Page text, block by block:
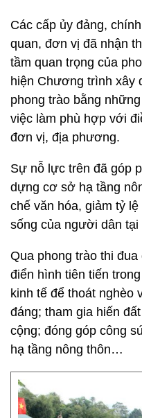
Các cấp ủy đảng,
quan, đơn vị đã nhận
tầm quan trọng của
hiện Chương trình xây
phong trào bằng
việc làm phù hợp với
đơn vị, địa phương.
Sự nỗ lực trên đã góp
dựng cơ sở hạ tầng
chế văn hóa, giảm tỷ
sống của người dân
Qua phong trào thi
điển hình tiên tiến
kinh tế để thoát nghèo
đáng; tham gia hiến
cộng; đóng góp công
hạ tầng nông thôn…